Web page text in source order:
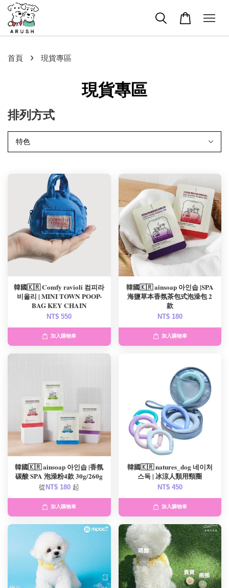
首頁 › 現貨專區
現貨專區
排列方式
韓國🇰🇷 Comfy ravioli 컴피라
비올리 | MINI TOWN POOP-
BAG KEY CHAIN
NT$ 550
加入購物車
韓國🇰🇷 ainsoap 아인솝 |SPA
海鹽草本香氛茶包式泡澡包 2
款
NT$ 180
加入購物車
韓國🇰🇷 ainsoap 아인솝 |香氛
碳酸 SPA 泡澡粉4款 30g/260g
從 NT$ 180 起
加入購物車
韓國🇰🇷 natures_dog 네이처
스독 | 冰涼人類用頸圈
NT$ 450
加入購物車